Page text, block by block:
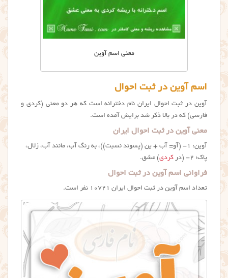
معنی اسم آوین
اسم آوین در ثبت احوال
آوین در ثبت احوال ایران نام دخترانه است که هر دو معنی (کردی و
فارسی) که در بالا ذکر شد برایش آمده است.
معنی آوین در ثبت احوال ایران
آوین: ۱- (آو= آب + ین (پسوند نسبت))، به رنگ آب، مانند آب، زلال،
پاک؛ ۲- (در
کردی) عشق.
فراوانی اسم آوین در ثبت احوال
تعداد اسم آوین در ثبت احوال ایران ۱۰۷۲۱ نفر است.